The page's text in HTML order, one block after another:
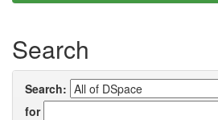
Search
Search:
for